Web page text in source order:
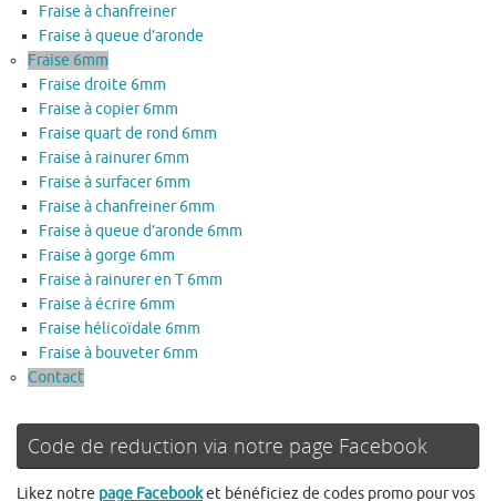
Fraise à chanfreiner
Fraise à queue d’aronde
Fraise 6mm
Fraise droite 6mm
Fraise à copier 6mm
Fraise quart de rond 6mm
Fraise à rainurer 6mm
Fraise à surfacer 6mm
Fraise à chanfreiner 6mm
Fraise à queue d’aronde 6mm
Fraise à gorge 6mm
Fraise à rainurer en T 6mm
Fraise à écrire 6mm
Fraise hélicoïdale 6mm
Fraise à bouveter 6mm
Contact
Code de reduction via notre page Facebook
Likez notre page Facebooket bénéficiez de codes promo pour vos